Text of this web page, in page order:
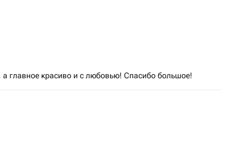
а главное красиво и с любовью! Спасибо большое!